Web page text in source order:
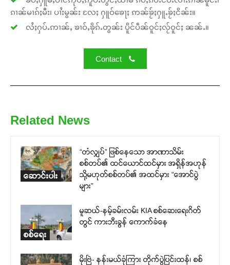
ၵၢၼ်မၢၵ်ႈမီး၊ ပၢႆးမွၼ်း လႄႈ ႁူဝ်ၶေႃႈ ဢၼ်ၶႂ်ႈႁူႉၶႂ်ႈငိၼ်း။
လႆႈႁပ်ႉဢၢၼ်ႇ ၶၢဝ်ႇၶိုၵ်ႉတွၼ်း ပိူင်ပဵၼ်ဝူင်ႈလႂ်ဝူင်ႈ ၼၼ်ႉ။
Contact
Related News
ဆောင်းပါး
“တံလျှပ်” ဖြစ်နေသော အာဏာသိမ်း
စစ်တပ်၏ ထင်ယောင်ထင်မှား အရှိန်အဟုန်
သို့မဟုတ်စစ်တပ်၏ အထင်မှား “အောင်ပွဲ
များ”
စစ်ရေး
မူဆယ်-နမ့်ခမ်းလမ်း KIA စစ်ဆေးရေးဂိတ်
တွင် ကားဘီးခွန် ကောက်ခံနေ
မိုးဗြဲ- နန်းမယ်ခုံကြား တိုက်ပွဲပြင်းထန်၊ စစ်